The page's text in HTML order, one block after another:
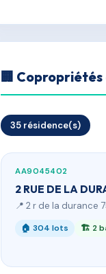
🏢
35 résidence(s)
AA9045402
2 RUE DE LA
📍 2 r de la durance
🏠 304 lots 🏗 2